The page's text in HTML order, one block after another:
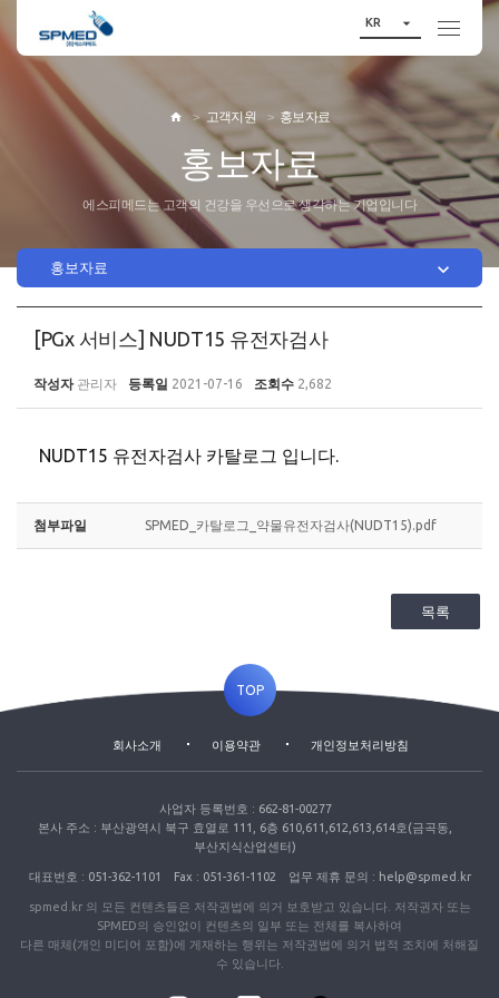
KR 
 고객지원 홍보자료
홍보자료
에스피메드는 고객의 건강을 우선으로 생각하는 기업입니다
홍보자료 
[PGx 서비스] NUDT15 유전자검사
작성자 관리자 등록일 2021-07-16 조회수 2,682
NUDT15 유전자검사 카탈로그 입니다.
첨부파일 SPMED_카탈로그_약물유전자검사(NUDT15).pdf
목록
TOP
회사소개 이용약관 개인정보처리방침
사업자 등록번호 : 662-81-00277
본사 주소 : 부산광역시 북구 효열로 111, 6층 610,611,612,613,614호(금곡동,
부산지식산업센터)
대표번호 : 051-362-1101 Fax : 051-361-1102 업무 제휴 문의 : help@spmed.kr
spmed.kr 의 모든 컨텐츠들은 저작권법에 의거 보호받고 있습니다. 저작권자 또는
SPMED의 승인없이 컨텐츠의 일부 또는 전체를 복사하여
다른 매체(개인 미디어 포함)에 게재하는 행위는 저작권법에 의거 법적 조치에 처해질
수 있습니다.